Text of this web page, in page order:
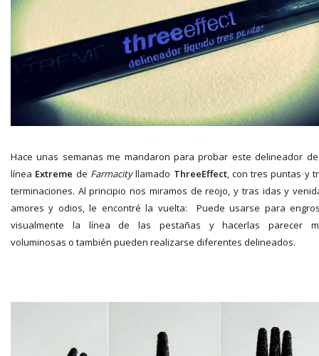
Hace unas semanas me mandaron para probar este delineador
línea Extreme de Farmacityllamado ThreeEffect, con tres puntas y
terminaciones. Al principio nos miramos de reojo, y tras idas y
amores y odios, le encontré la vuelta: Puede usarse para
visualmente la línea de las pestañas y hacerlas parecer
voluminosas o también pueden realizarse diferentes delineados.